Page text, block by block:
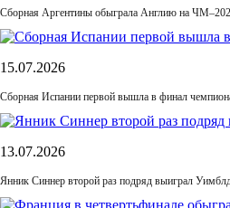
Сборная Аргентины обыграла Англию на
15.07.2026
Сборная Испании первой вышла в финал
13.07.2026
Янник Синнер второй раз подряд выиграл